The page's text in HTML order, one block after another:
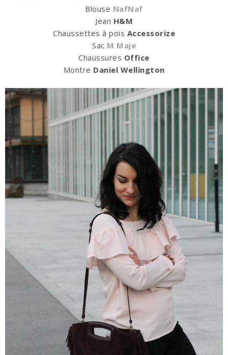
Blouse NafNaf
Jean H&M
Chaussettes à pois Accessorize
Sac M Maje
Chaussures Office
Montre Daniel Wellington